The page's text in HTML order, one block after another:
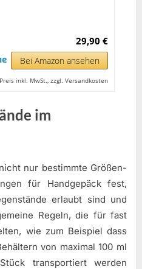
29,90 €
Bei Amazon ansehen
Preis inkl. MwSt., zzgl. Versandkosten
im
nur bestimmte Größen-
für Handgepäck fest,
erlaubt sind und
Regeln, die für fast
wie zum Beispiel dass
von maximal 100 ml
transportiert werden